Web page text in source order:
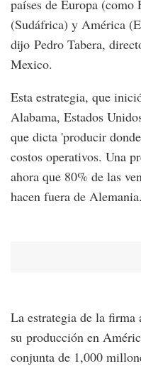
países de Europa
(Sudáfrica) y América
dijo Pedro Tabera,
Mexico.
Esta estrategia, que
Alabama, Estados
que dicta 'producir
costos operativos. Una
ahora que 80% de las
hacen fuera de Alemania.
La estrategia de la firma
su producción en
conjunta de 1,000